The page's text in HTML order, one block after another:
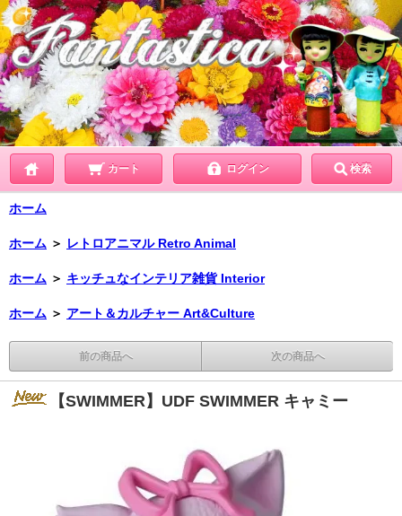
カート ログイン 検索
ホーム
ホーム ＞ レトロアニマル Retro Animal
ホーム ＞ キッチュなインテリア雑貨 Interior
ホーム ＞ アート＆カルチャー Art&Culture
前の商品へ 次の商品へ
【SWIMMER】UDF SWIMMER キャミー